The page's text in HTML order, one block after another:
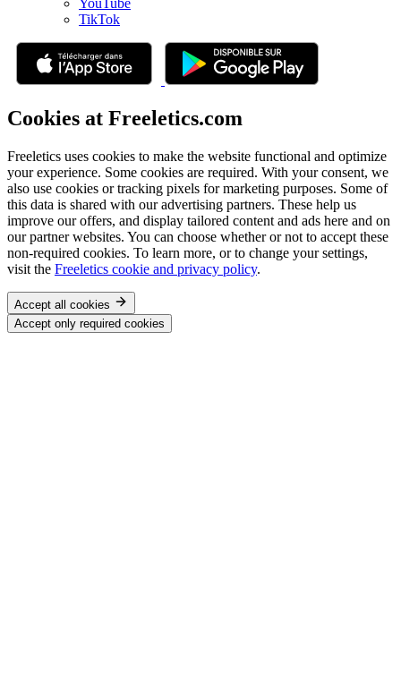
YouTube
TikTok
Cookies at Freeletics.com
Freeletics uses cookies to make the website functional and optimize
your experience. Some cookies are required. With your consent, we
also use cookies or tracking pixels for marketing purposes. Some of
this data is shared with our advertising partners. These help us
improve our offers, and display tailored content and ads here and on
our partner websites. You can choose whether or not to accept these
non-required cookies. To learn more, or to change your settings,
visit the Freeletics cookie and privacy policy.
Accept all cookies
Accept only required cookies